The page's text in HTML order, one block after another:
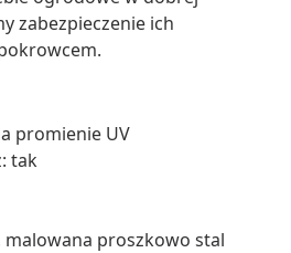
zabezpieczenie ich
promienie UV
tak
malowana proszkowo stal